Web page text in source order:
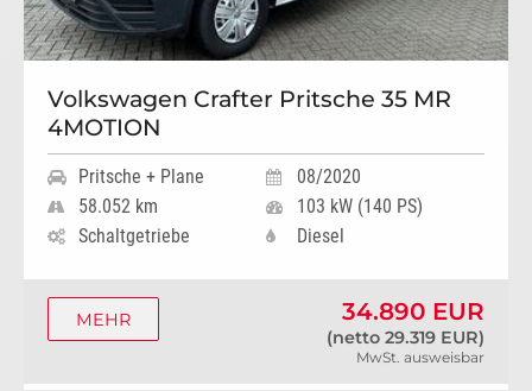
Volkswagen Crafter Pritsche 35 MR
4MOTION
Pritsche + Plane
08/2020
58.052 km
103 kW (140 PS)
Schaltgetriebe
Diesel
34.890 EUR
(netto 29.319 EUR)
MwSt. ausweisbar
MEHR